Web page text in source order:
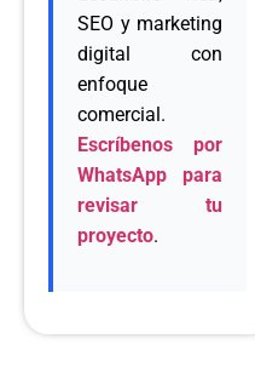
SEO y marketing
digital con
enfoque
comercial.
Escríbenos por
WhatsApp para
revisar tu
proyecto.